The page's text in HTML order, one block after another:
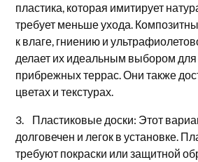
пластика, которая имитирует
требует меньше ухода.
к влаге, гниению и
делает их идеальным выбором
прибрежных террас. Они также
цветах и текстурах.
3. Пластиковые доски: Этот
долговечен и легок в установке.
требуют покраски или защитной